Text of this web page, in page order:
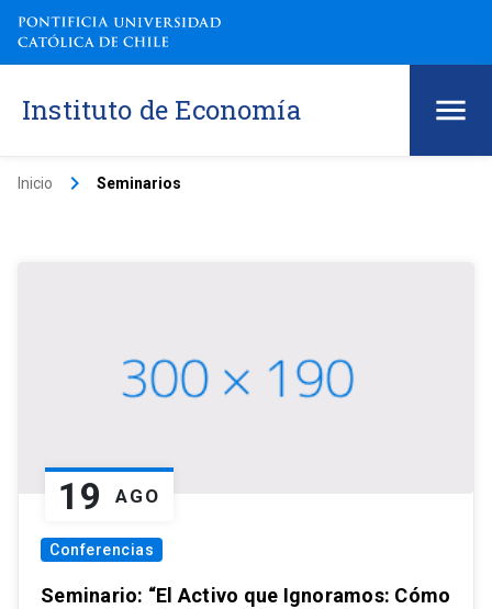
Instituto de Economía
Inicio keyboard_arrow_right Seminarios
19 AGO
Conferencias
Seminario: “El Activo que Ignoramos: Cómo